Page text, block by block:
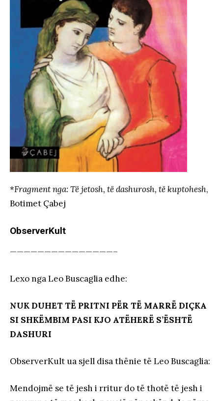
*Fragment nga: Të jetosh, të dashurosh, të kuptohesh,
Botimet Çabej
ObserverKult
———————————————–
Lexo nga Leo Buscaglia edhe:
NUK DUHET TË PRITNI PËR TË MARRË DIÇKA
SI SHKËMBIM PASI KJO ATËHERË S’ËSHTË
DASHURI
ObserverKult ua sjell disa thënie të Leo Buscaglia:
Mendojmë se të jesh i rritur do të thotë të jesh i